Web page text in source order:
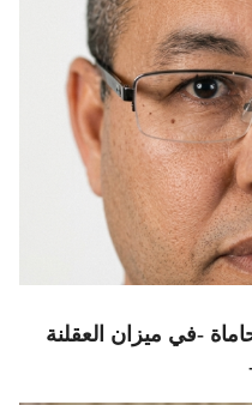
-في ميزان العقلنة